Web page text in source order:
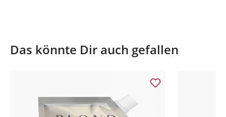
Das könnte Dir auch gefallen